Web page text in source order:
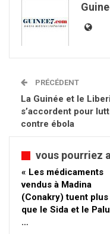
PRÉCÉDENT
La Guinée et le
s’accordent pour
contre ébola
vous pourriez
« Les médicaments
vendus à Madina
(Conakry) tuent plus
que le Sida et le
…